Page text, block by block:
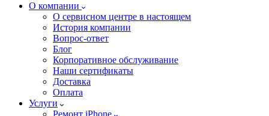
О компании
О сервисном центре в настоящем
История компании
Вопрос-ответ
Блог
Корпоративное обслуживание
Наши сертификаты
Доставка
Оплата
Услуги
Ремонт iPhone